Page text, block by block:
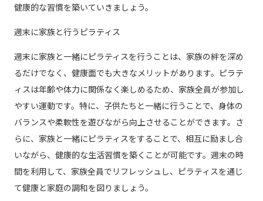
健康的な習慣を築いていきましょう。
週末に家族と行うピラティス
週末に家族と一緒にピラティスを行うことは、家族の絆を深め
るだけでなく、健康面でも大きなメリットがあります。ピラテ
ィスは年齢や体力に関係なく楽しめるため、家族全員が参加し
やすい運動です。特に、子供たちと一緒に行うことで、身体の
バランスや柔軟性を遊びながら向上させることができます。さ
らに、家族と一緒にピラティスをすることで、相互に励まし合
いながら、健康的な生活習慣を築くことが可能です。週末の時
間を利用して、家族全員でリフレッシュし、ピラティスを通じ
て健康と家庭の調和を図りましょう。